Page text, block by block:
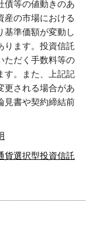
債等の値動きのあ
産の市場における
基準価額が変動し
ります。投資信託
ただく手数料等の
す。また、上記記
更される場合があ
見書や契約締結前
貨選択型投資信託